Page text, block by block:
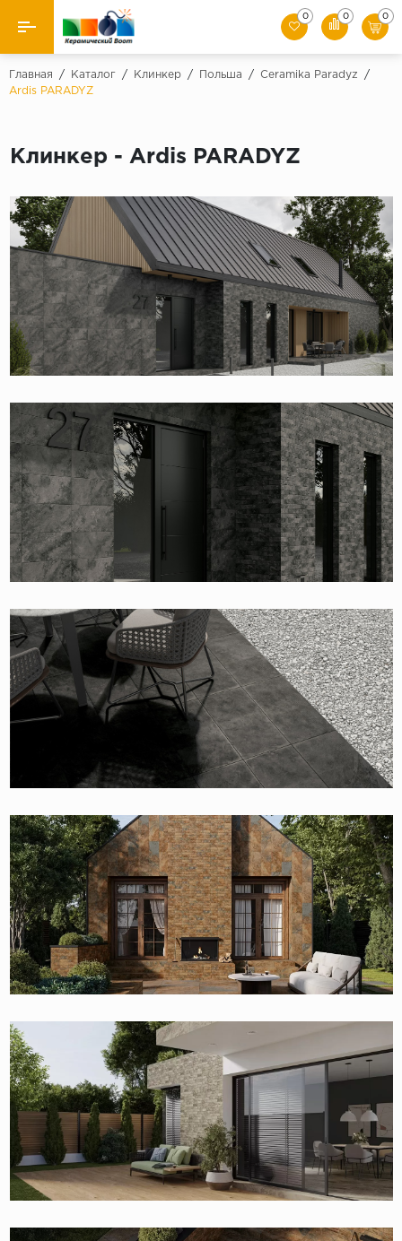
Назад
Керамическая плитка
Мозаики
Искусственный камень
Клинкер
0 0 0
Главная / Каталог / Клинкер / Польша / Ceramika Paradyz
/
Ardis PARADYZ
Клинкер - Ardis PARADYZ